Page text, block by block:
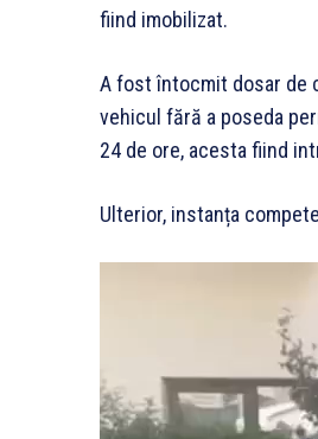
fiind imobilizat.
A fost întocmit dosar de
vehicul fără a poseda
24 de ore, acesta fiind
Ulterior, instanța